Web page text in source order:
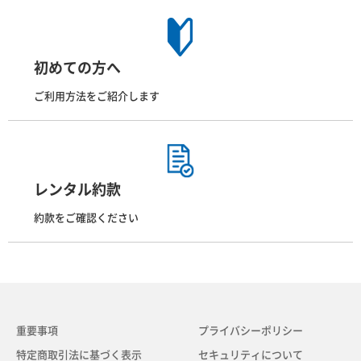
初めての方へ
ご利用方法をご紹介します
レンタル約款
約款をご確認ください
重要事項
特定商取引法に基づく表示
プライバシーポリシー
セキュリティについて